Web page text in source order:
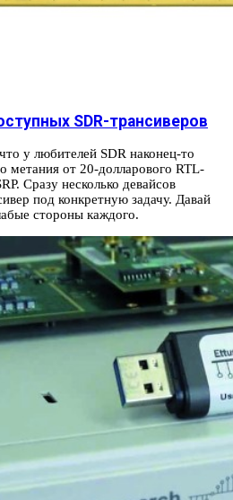
SDR-трансиверов
у любителей SDR наконец-то
метания от 20-долларового RTL-
Сразу несколько девайсов
под конкретную задачу. Давай
стороны каждого.